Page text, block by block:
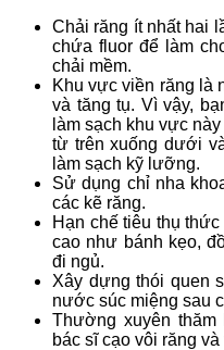
Chải răng ít nhất hai
chứa fluor để làm
chải mềm.
Khu vực viền răng là
và tăng tụ. Vì vậy,
làm sạch khu vực
từ trên xuống dưới
làm sạch kỹ lưỡng.
Sử dụng chỉ nha
các kẽ răng.
Hạn chế tiêu thụ
cao như bánh kẹo,
đi ngủ.
Xây dựng thói quen
nước súc miệng sau
Thường xuyên thăm
bác sĩ cạo vôi răng